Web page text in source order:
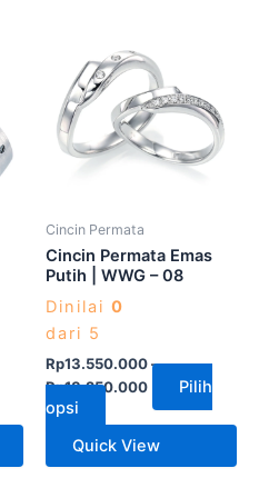
Cincin Permata
Cincin Permata Emas
Putih | WWG – 08
Dinilai 0
dari 5
Rp13.550.000–
Rp18.250.000
Pilih
opsi
ini
memiliki
beberapa
varian.
Pilihan
di
halaman
Quick View